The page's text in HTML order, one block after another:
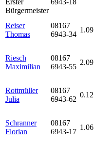
Erster
Bürgermeister
6943-18
Reiser
Thomas
08167
6943-34
1.09
Riesch
Maximilian
08167
6943-55
2.09
Rottmüller
Julia
08167
6943-62
0.12
Schranner
Florian
08167
6943-17
1.06